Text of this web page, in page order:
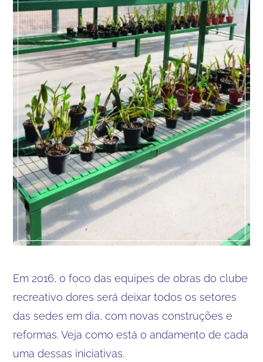
Em 2016, o foco das equipes de obras do clube
recreativo dores será deixar todos os setores
das sedes em dia, com novas construções e
reformas. Veja como está o andamento de cada
uma dessas iniciativas.